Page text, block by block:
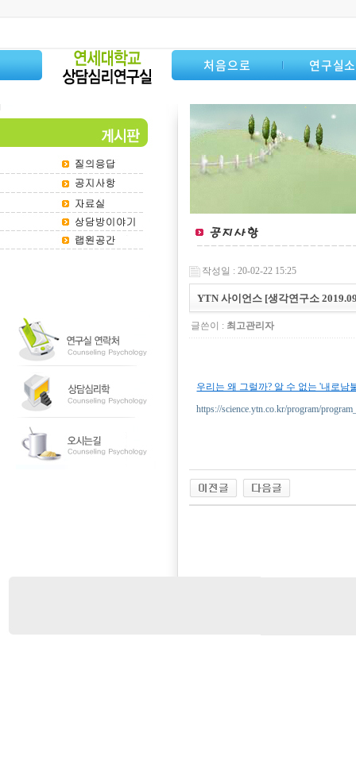
처음으로 연구실
작성일 : 20-02-22 15:25
YTN 사이언스 [생각연구소
글쓴이 : 최고관리자
우리는 왜 그럴까? 알 수 없는 '내로남
https://science.ytn.co.kr/program/